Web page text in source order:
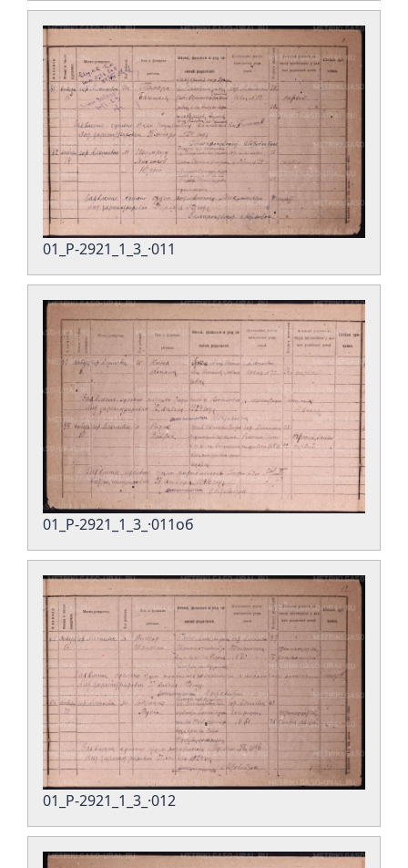
01_Р-2921_1_3_·011
01_Р-2921_1_3_·011об
01_Р-2921_1_3_·012